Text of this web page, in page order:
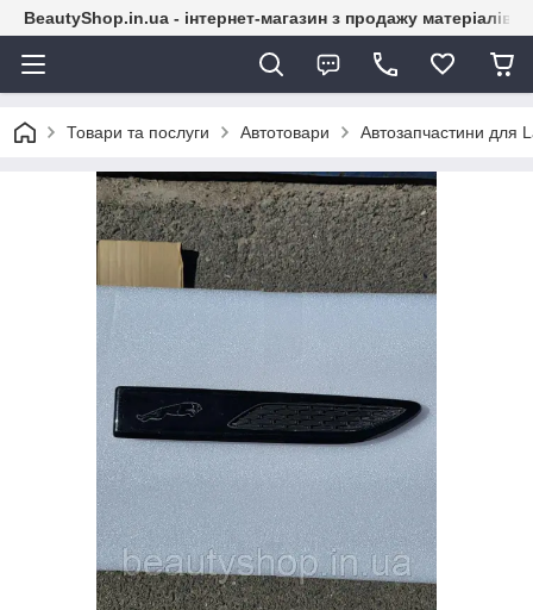
BeautyShop.in.ua - інтернет-магазин з продажу матеріалів
Товари та послуги Автотовари Автозапчастини для